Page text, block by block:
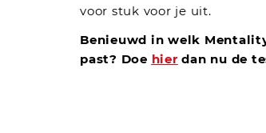
voor stuk voor je uit.
Benieuwd in welk
past? Doe hier dan nu de